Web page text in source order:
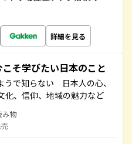
詳細を見る
そ学びたい日本のこと
うで知らない 日本人の心、
化、信仰、地域の魅力など
み物